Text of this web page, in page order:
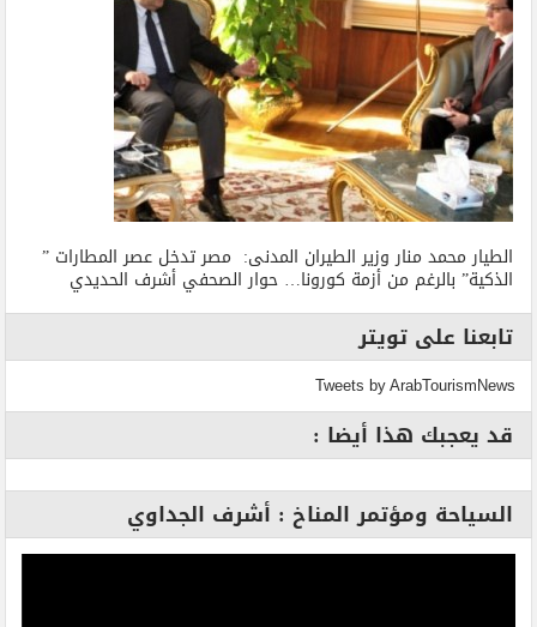
الطيار محمد منار وزير الطيران المدنى: مصر تدخل عصر المطارات ”
الذكية” بالرغم من أزمة كورونا… حوار الصحفي أشرف الحديدي
تابعنا على تويتر
Tweets by ArabTourismNews
قد يعجبك هذا أيضا :
السياحة ومؤتمر المناخ : أشرف الجداوي